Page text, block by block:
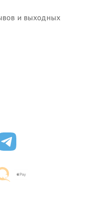
и выходных